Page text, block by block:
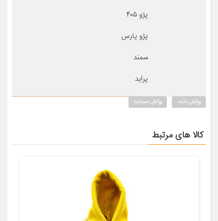
پژو ۴۰۵
پژو پارس
سمند
پراید
روکش دنده روکش سردنده
کالا های مرتبط